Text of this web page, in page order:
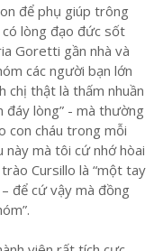
để phụ giúp trông
có lòng đạo đức sốt
Goretti gần nhà và
các người bạn lớn
chị thật là thấm nhuần
đáy lòng” - mà thường
con cháu trong mỗi
này mà tôi cứ nhớ hòai
Cursillo là “một tay
để cứ vậy mà đồng